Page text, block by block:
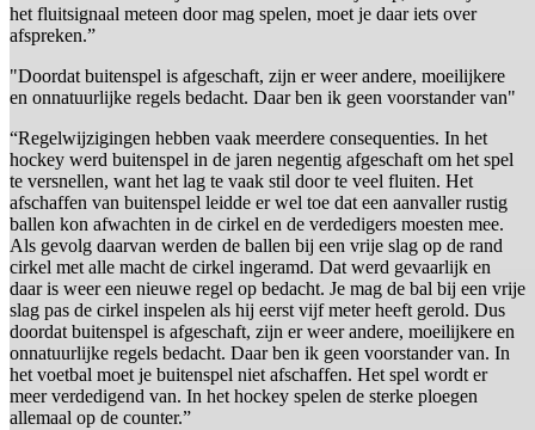
het fluitsignaal meteen door mag spelen, moet je daar iets over
afspreken.”
"Doordat buitenspel is afgeschaft, zijn er weer andere, moeilijkere
en onnatuurlijke regels bedacht. Daar ben ik geen voorstander van"
“Regelwijzigingen hebben vaak meerdere consequenties. In het
hockey werd buitenspel in de jaren negentig afgeschaft om het spel
te versnellen, want het lag te vaak stil door te veel fluiten. Het
afschaffen van buitenspel leidde er wel toe dat een aanvaller rustig
ballen kon afwachten in de cirkel en de verdedigers moesten mee.
Als gevolg daarvan werden de ballen bij een vrije slag op de rand
cirkel met alle macht de cirkel ingeramd. Dat werd gevaarlijk en
daar is weer een nieuwe regel op bedacht. Je mag de bal bij een vrije
slag pas de cirkel inspelen als hij eerst vijf meter heeft gerold. Dus
doordat buitenspel is afgeschaft, zijn er weer andere, moeilijkere en
onnatuurlijke regels bedacht. Daar ben ik geen voorstander van. In
het voetbal moet je buitenspel niet afschaffen. Het spel wordt er
meer verdedigend van. In het hockey spelen de sterke ploegen
allemaal op de counter.”